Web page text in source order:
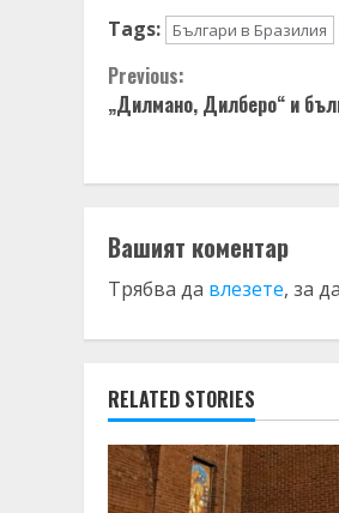
Tags:
Българи в Бразилия
Continue
Reading
Previous:
„Дилмано, Дилберо“ и
Вашият коментар
Трябва да влезете, за
RELATED STORIES